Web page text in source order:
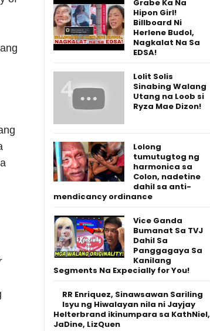
Grabe Ka Na
Hipon Girl!
Billboard Ni
Herlene Budol,
Nagkalat Na Sa
EDSA!
Lolit Solis
Sinabing Walang
Utang na Loob si
Ryza Mae Dizon!
Lolong
tumutugtog ng
harmonica sa
Colon, nadetine
dahil sa anti-
mendicancy ordinance
Vice Ganda
Bumanat Sa TVJ
Dahil Sa
Panggagaya Sa
Kanilang
Segments Na Expecially for You!
RR Enriquez, Sinawsawan Sariling
Isyu ng Hiwalayan nila ni Jayjay
Helterbrand ikinumpara sa KathNiel,
JaDine, LizQuen